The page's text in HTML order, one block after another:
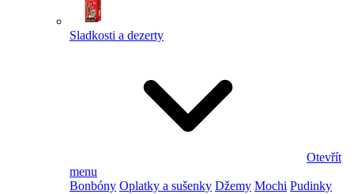
Sladkosti a dezerty
Otevřít
menu
Bonbóny Oplatky a sušenky Džemy Mochi Pudinky